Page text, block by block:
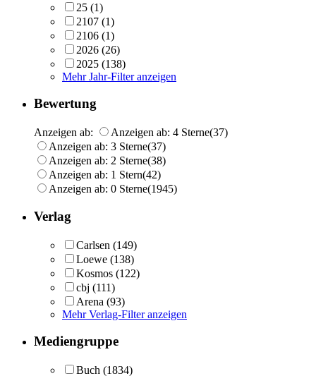
25 (1)
2107 (1)
2106 (1)
2026 (26)
2025 (138)
Mehr Jahr-Filter anzeigen
Bewertung
Anzeigen ab: Anzeigen ab: 4 Sterne(37)
Anzeigen ab: 3 Sterne(37)
Anzeigen ab: 2 Sterne(38)
Anzeigen ab: 1 Stern(42)
Anzeigen ab: 0 Sterne(1945)
Verlag
Carlsen (149)
Loewe (138)
Kosmos (122)
cbj (111)
Arena (93)
Mehr Verlag-Filter anzeigen
Mediengruppe
Buch (1834)